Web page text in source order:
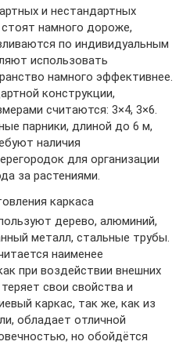
и нестандартных
намного дороже,
по индивидуальным
использовать
намного эффективнее.
конструкции,
считаются: 3×4, 3×6.
парники, длиной до 6 м,
наличия
для организации
за растениями.
каркаса
дерево, алюминий,
металл, стальные трубы.
наименее
при воздействии внешних
свои свойства и
каркас, так же, как из
обладает отличной
но обойдётся